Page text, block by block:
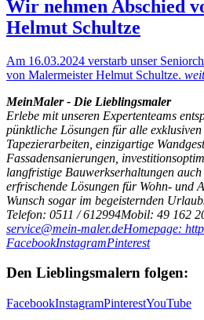
Wir nehmen Abschied
Helmut Schultze
Am 16.03.2024 verstarb unser
von Malermeister Helmut Schultze.
MeinMaler - Die Lieblingsmaler
Erlebe mit unseren Expertenteams
pünktliche Lösungen für alle
Tapezierarbeiten, einzigartige
Fassadensanierungen,
langfristige Bauwerkserhaltungen
erfrischende Lösungen für Wohn- und
Wunsch sogar im begeisternden
Telefon: 0511 / 612994Mobil: 49 162
service@mein-maler.deHomepage:
FacebookInstagramPinterest
Den Lieblingsmalern folgen:
FacebookInstagramPinterestYouTube